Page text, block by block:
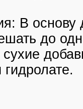
В основу
до